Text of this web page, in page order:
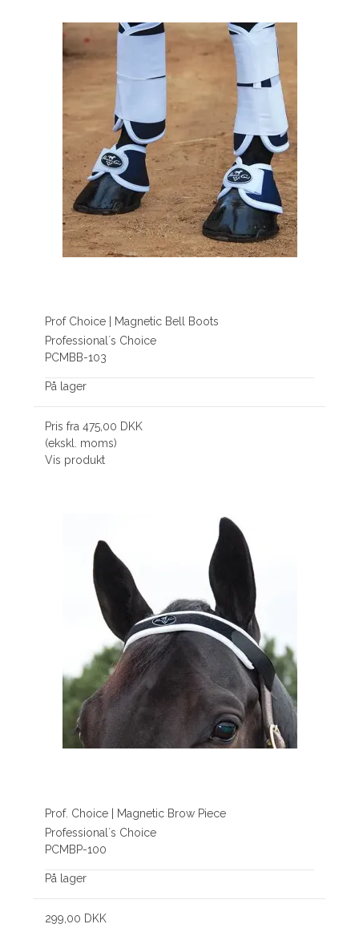
Prof Choice | Magnetic Bell Boots
Professional´s Choice
PCMBB-103
På lager
Pris fra475,00 DKK
(ekskl. moms)
Vis produkt
Prof. Choice | Magnetic Brow Piece
Professional´s Choice
PCMBP-100
På lager
299,00 DKK